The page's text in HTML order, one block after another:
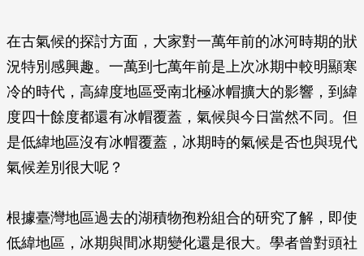
在古氣候的探討方面，大家對一萬年前的冰河時期的狀
況特別感興趣。一萬到七萬年前是上次冰期中較明顯寒
冷的時代，高緯度地區受南北極冰帽擴大的影響，到緯
度四十餘度都還有冰帽覆蓋，氣候與今日當然不同。但
是低緯地區沒有冰帽覆蓋，冰期時的氣候是否也與現代
氣候差別很大呢？
根據臺灣地區過去的湖積物孢粉組合的研究了解，即使
低緯地區，冰期與間冰期變化還是很大。學者曾對頭社